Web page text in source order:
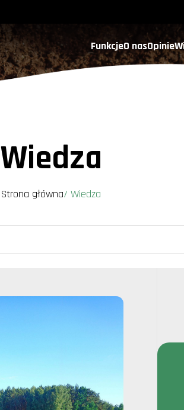
FunkcjeO nasOpinie
Wiedza
Strona główna/ Wiedza